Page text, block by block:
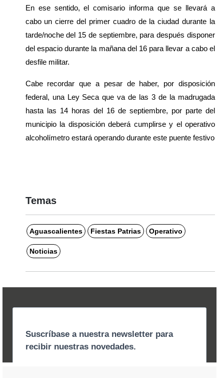
En ese sentido, el comisario informa que se llevará a
cabo un cierre del primer cuadro de la ciudad durante la
tarde/noche del 15 de septiembre, para después disponer
del espacio durante la mañana del 16 para llevar a cabo el
desfile militar.
Cabe recordar que a pesar de haber, por disposición
federal, una Ley Seca que va de las 3 de la madrugada
hasta las 14 horas del 16 de septiembre, por parte del
municipio la disposición deberá cumplirse y el operativo
alcoholímetro estará operando durante este puente festivo
Temas
Aguascalientes Fiestas Patrias Operativo
Noticias